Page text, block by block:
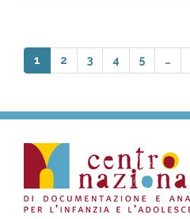
1 2 3 4 5 …